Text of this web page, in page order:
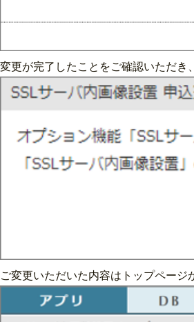
変更が完了したことをご確認いただ
ご変更いただいた内容はトップページ